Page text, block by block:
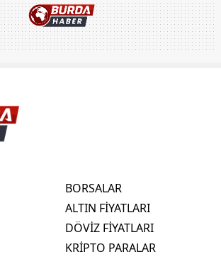
BORSALAR
ALTIN FİYATLARI
DÖVİZ FİYATLARI
KRİPTO PARALAR